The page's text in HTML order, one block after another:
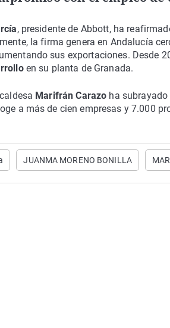
, presidente de Abbott, ha
la firma genera en Andalucía
sus exportaciones. Desde
en su planta de Granada.
Marifrán Carazo ha subrayado
a más de cien empresas y 7.000
JUANMA MORENO BONILLA